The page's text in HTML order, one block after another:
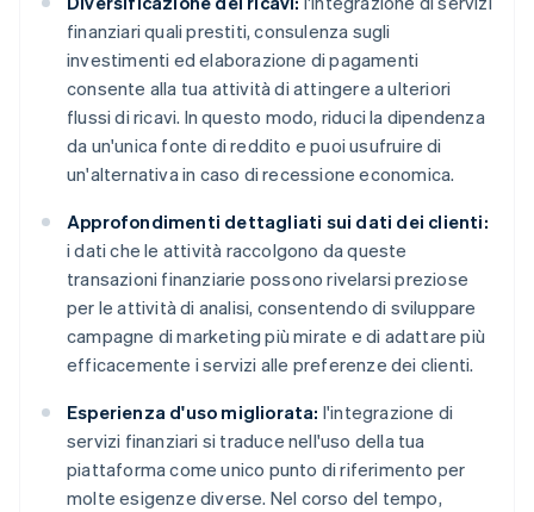
finanziari quali prestiti, consulenza sugli
investimenti ed elaborazione di pagamenti
consente alla tua attività di attingere a ulteriori
flussi di ricavi. In questo modo, riduci la dipendenza
da un'unica fonte di reddito e puoi usufruire di
un'alternativa in caso di recessione economica.
Approfondimenti dettagliati sui dati dei clienti:
i dati che le attività raccolgono da queste
transazioni finanziarie possono rivelarsi preziose
per le attività di analisi, consentendo di sviluppare
campagne di marketing più mirate e di adattare più
efficacemente i servizi alle preferenze dei clienti.
Esperienza d'uso migliorata: l'integrazione di
servizi finanziari si traduce nell'uso della tua
piattaforma come unico punto di riferimento per
molte esigenze diverse. Nel corso del tempo,